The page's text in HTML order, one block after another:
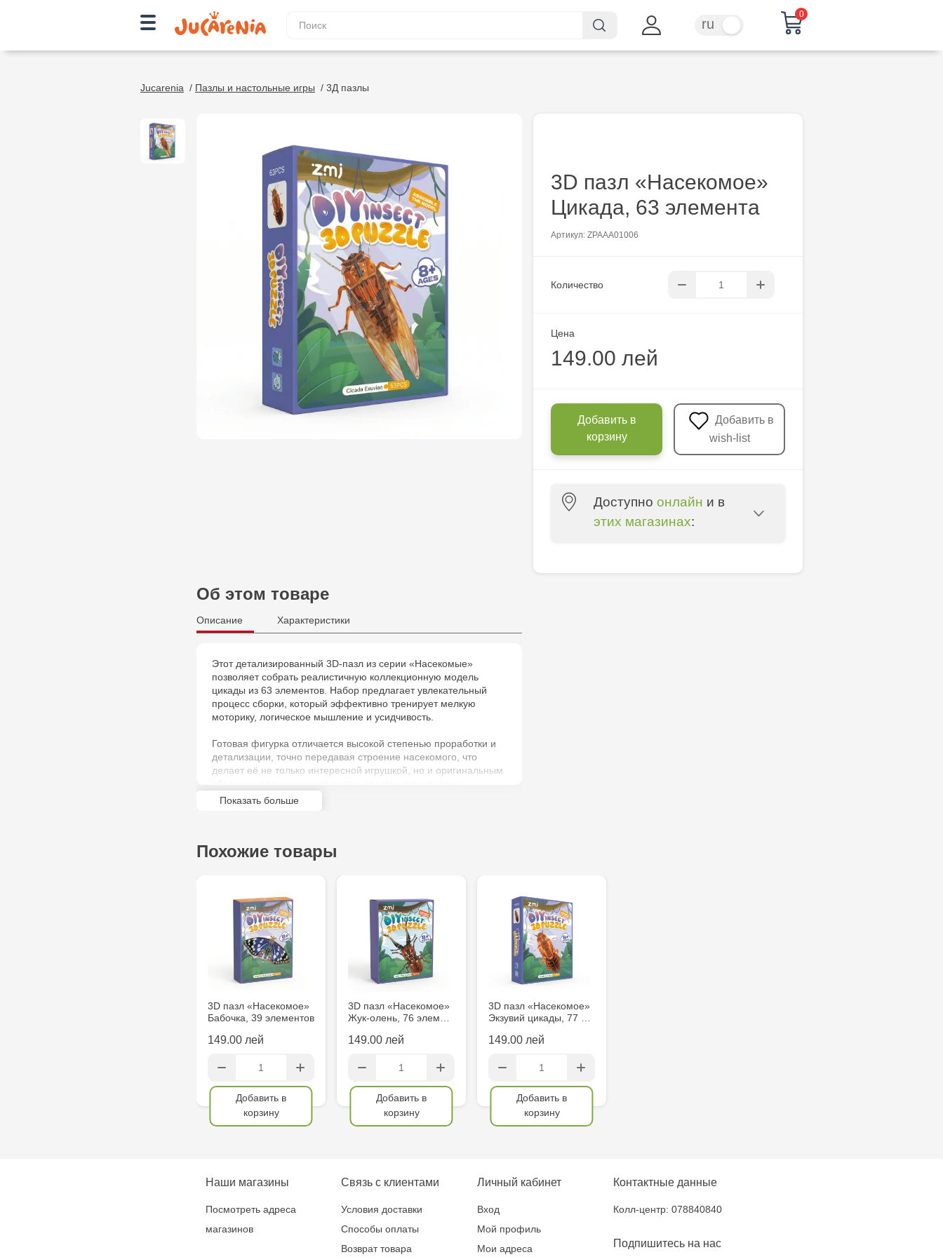
ru
0
Jucarenia / Пазлы и настольные игры / 3Д пазлы
3D пазл «Насекомое»
Цикада, 63 элемента
Артикул: ZPAAA01006
Количество
Цена
149.00 лей
Добавить в
корзину
wish-list
Доступно онлайн и в
этих магазинах:
Socoleni, 7
Multistore Telecentru - str. N.
Testemițanu
Multistore Soroca - bd. Ștefan cel
Jucărenia Bălți- EviMall, et2
Об этом товаре
Описание Характеристики
Этот детализированный 3D-пазл из серии «Насекомые»
позволяет собрать реалистичную коллекционную модель
цикады из 63 элементов. Набор предлагает увлекательный
процесс сборки, который эффективно тренирует мелкую
моторику, логическое мышление и усидчивость.
Готовая фигурка отличается высокой степенью проработки и
детализации, точно передавая строение насекомого, что
делает её не только интересной игрушкой, но и оригинальным
тематической коллекции.
Показать больше
Похожие товары
3D пазл «Насекомое»
Бабочка, 39 элементов
149.00 лей
Добавить в
корзину
3D пазл «Насекомое»
Жук-олень, 76 элем…
149.00 лей
Добавить в
корзину
3D пазл «Насекомое»
Экзувий цикады, 77 …
149.00 лей
Добавить в
корзину
Наши магазины
Посмотреть адреса
магазинов
Связь с клиентами
Условия доставки
Способы оплаты
Возврат товара
Личный кабинет
Вход
Мой профиль
Мои адреса
Контактные данные
Колл-центр: 078840840
Подпишитесь на нас